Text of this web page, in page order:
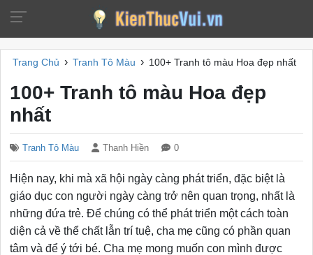
Trang Chủ › Tranh Tô Màu › 100+ Tranh tô màu Hoa đẹp nhất
100+ Tranh tô màu Hoa đẹp
nhất
Tranh Tô Màu Thanh Hiền 0
Hiện nay, khi mà xã hội ngày càng phát triển, đặc biệt là
giáo dục con người ngày càng trở nên quan trọng, nhất là
những đứa trẻ. Để chúng có thể phát triển một cách toàn
diện cả về thể chất lẫn trí tuệ, cha mẹ cũng có phần quan
tâm và để ý tới bé. Cha mẹ mong muốn con mình được